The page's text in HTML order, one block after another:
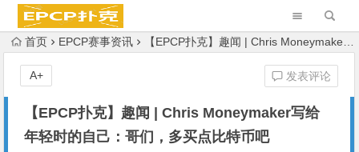
首页 EPCP赛事资讯 【EPCP扑克】趣闻 | Chris Moneymaker写给年轻时的自己：哥们，多买点比特币吧
【EPCP扑克】趣闻 | Chris Moneymaker写给
年轻时的自己：哥们，多买点比特币吧
发表评论
A+